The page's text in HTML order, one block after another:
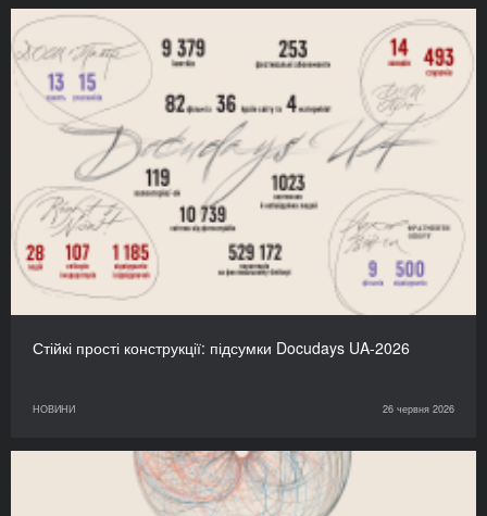
Стійкі прості конструкції: підсумки Docudays UA-2026
НОВИНИ 26 червня 2026